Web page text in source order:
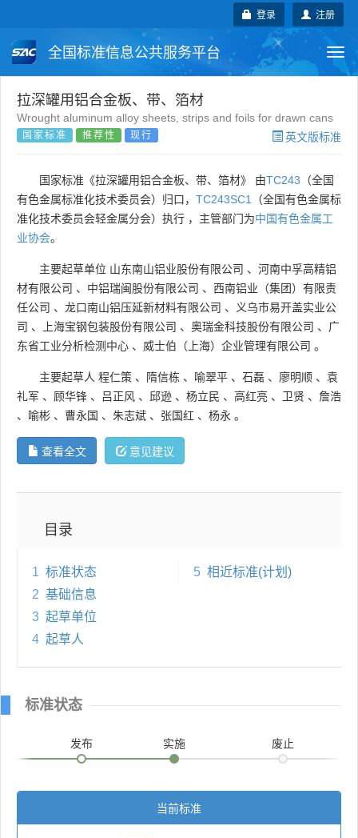
注册
登录
全国标准信息公共服务平台
国家标准 行业标准
团体标准 国际标准
国外标准 技术委员会
拉深罐用铝合金板、带、箔材
Wrought aluminum alloy sheets, strips and foils for drawn cans
国家标准 推荐性 现行 英文版标准
国家标准《拉深罐用铝合金板、带、箔材》 由TC243 （全国
有色金属标准化技术委员会）归口， TC243SC1
（全国有色金属标
准化技术委员会轻金属分会）执行 ，主管部门为中国有色金属工
业协会。
主要起草单位 山东南山铝业股份有限公司 、 河南中孚高精铝
材有限公司 、 中铝瑞闽股份有限公司 、 西南铝业（集团）有限责
任公司 、 龙口南山铝压延新材料有限公司 、
义乌市易开盖实业公
司 、 上海宝钢包装股份有限公司 、 奥瑞金科技股份有限公司 、 广
东省工业分析检测中心 、 威士伯（上海）企业管理有限公司 。
主要起草人 程仁策 、 隋信栋 、 喻翠平 、 石磊 、 廖明顺 、 袁
礼军 、 顾华锋 、 吕正风 、 邱逊 、 杨立民 、 高红亮 、 卫贤 、 詹浩
、
喻彬 、 曹永国 、 朱志斌 、 张国红 、 杨永 。
查看全文 意见建议
目录
1 标准状态
2 基础信息
3 起草单位
4 起草人
5 相近标准(计划)
标准状态
发布 实施 废止
当前标准